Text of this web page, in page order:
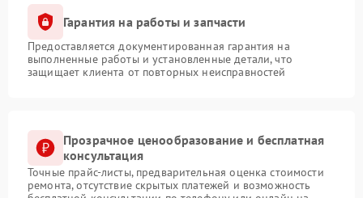
Гарантия на работы и запчасти
Предоставляется документированная гарантия на
выполненные работы и установленные детали, что
защищает клиента от повторных неисправностей
Прозрачное ценообразование и бесплатная
консультация
Точные прайс-листы, предварительная оценка стоимости
ремонта, отсутствие скрытых платежей и возможность